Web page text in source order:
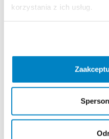
korzystania z ich usług.
Zasady
REGULAMIN